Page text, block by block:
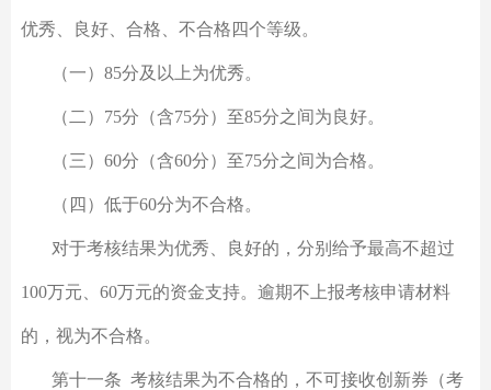
优秀、良好、合格、不合格四个等级。
（一）85分及以上为优秀。
（二）75分（含75分）至85分之间为良好。
（三）60分（含60分）至75分之间为合格。
（四）低于60分为不合格。
对于考核结果为优秀、良好的，分别给予最高不超过
100万元、60万元的资金支持。逾期不上报考核申请材料
的，视为不合格。
第十一条 考核结果为不合格的，不可接收创新券（考